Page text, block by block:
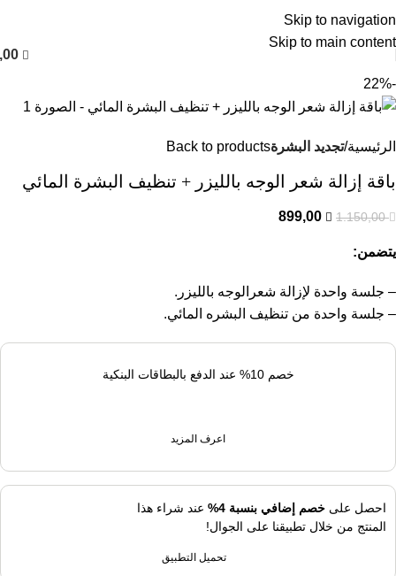
Skip to navigation
Skip to main content
العربية
-22%
الرئيسية تجديد البشرةBack to products
باقة إزالة شعر الوجه بالليزر + تنظيف البشرة المائي
1.150,00
899,00
يتضمن:
– جلسة واحدة لإزالة شعرالوجه بالليزر.
– جلسة واحدة من تنظيف البشره المائي.
خصم 10% عند الدفع بالبطاقات البنكية
اعرف المزيد
احصل على خصم إضافي بنسبة 4%
عند شراء هذا
المنتج من خلال تطبيقنا على الجوال!
تحميل التطبيق